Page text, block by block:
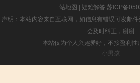
站地图 | 疑难解答 苏ICP备
声明：本站内容来自互联网，如信息有错误可发邮
会及时纠正，谢谢
本站仅为个人兴趣爱好，不接盈利性
小男孩